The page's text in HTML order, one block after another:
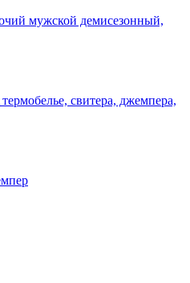
мужской демисезонный,
свитера, джемпера,